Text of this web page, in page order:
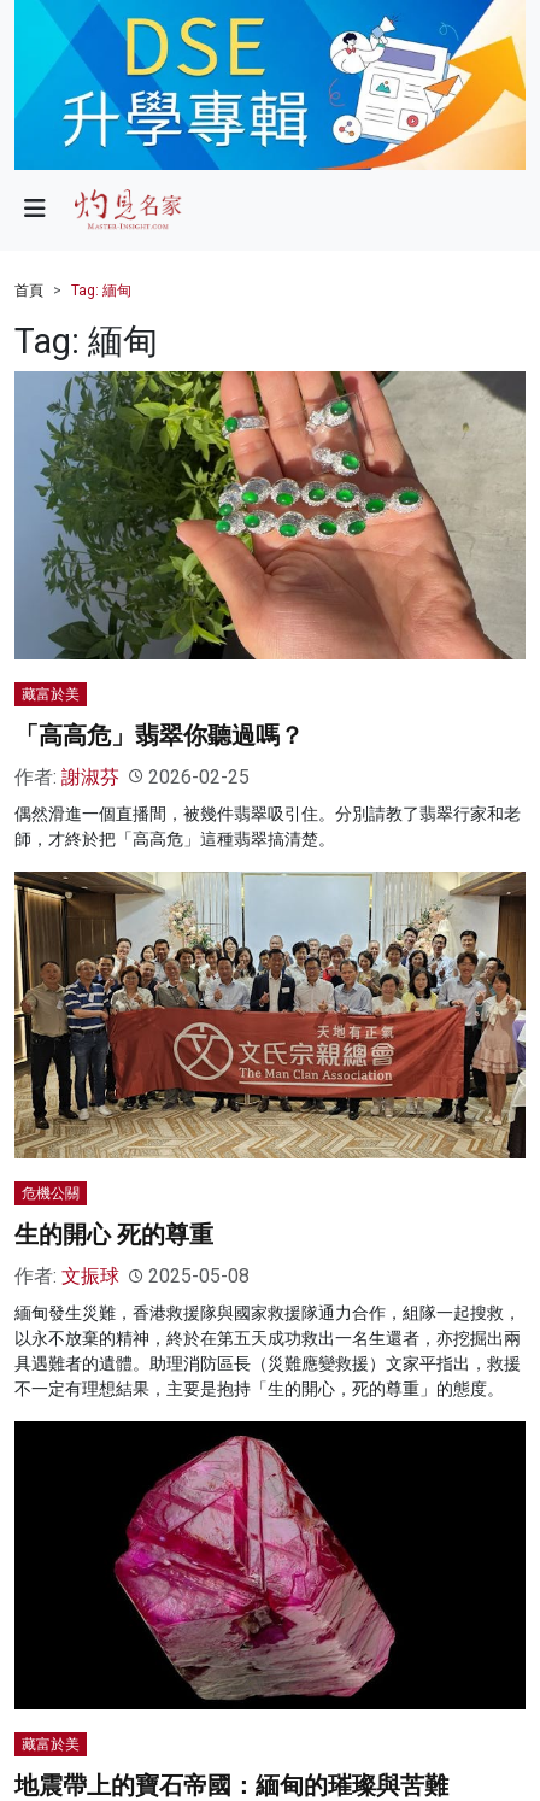
政局
財經
健康
商業
科技
影片
名家榜
灼見活動
首頁 Tag: 緬甸
Tag: 緬甸
藏富於美
「高高危」翡翠你聽過嗎？
作者: 謝淑芬 2026-02-25
偶然滑進一個直播間，被幾件翡翠吸引住。分別請教了翡翠行家和老
師，才終於把「高高危」這種翡翠搞清楚。
危機公關
生的開心 死的尊重
作者: 文振球 2025-05-08
緬甸發生災難，香港救援隊與國家救援隊通力合作，組隊一起搜救，
以永不放棄的精神，終於在第五天成功救出一名生還者，亦挖掘出兩
具遇難者的遺體。助理消防區長（災難應變救援）文家平指出，救援
不一定有理想結果，主要是抱持「生的開心，死的尊重」的態度。
藏富於美
地震帶上的寶石帝國：緬甸的璀璨與苦難